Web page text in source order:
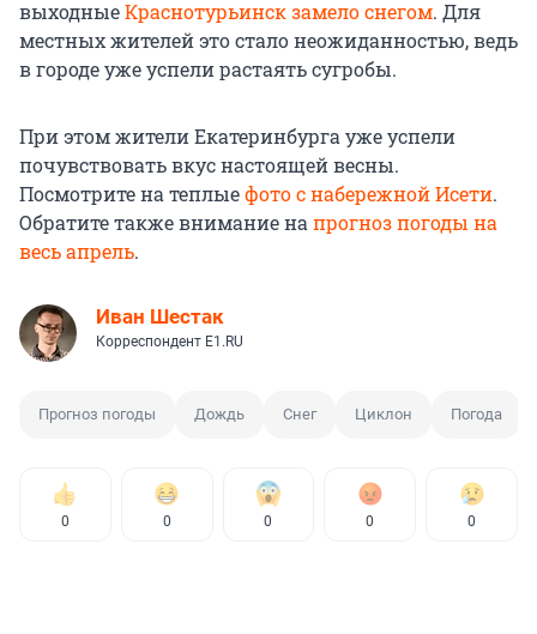
выходныеКраснотурьинск замело снегом. Для
местных жителей это стало неожиданностью, ведь
в городе уже успели растаять сугробы.
При этом жители Екатеринбурга уже успели
почувствовать вкус настоящей весны.
Посмотрите на теплыефото с набережной Исети.
Обратите также внимание напрогноз погоды на
весь апрель.
Иван Шестак
Корреспондент E1.RU
Прогноз погоды Дождь Снег Циклон Погода
0 0 0 0 0